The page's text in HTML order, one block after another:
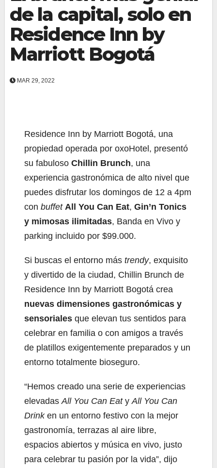
de la capital, solo en
Residence Inn by
Marriott Bogotá
MAR 29, 2022
Residence Inn by Marriott Bogotá, una
propiedad operada por oxoHotel, presentó
su fabuloso Chillin Brunch, una
experiencia gastronómica de alto nivel que
puedes disfrutar los domingos de 12 a 4pm
con buffet All You Can Eat, Gin’n Tonics
y mimosas ilimitadas, Banda en Vivo y
parking incluido por $99.000.
Si buscas el entorno más trendy, exquisito
y divertido de la ciudad, Chillin Brunch de
Residence Inn by Marriott Bogotá crea
nuevas dimensiones gastronómicas y
sensoriales que elevan tus sentidos para
celebrar en familia o con amigos a través
de platillos exigentemente preparados y un
entorno totalmente bioseguro.
“Hemos creado una serie de experiencias
elevadas All You Can Eaty All You Can
Drinken un entorno festivo con la mejor
gastronomía, terrazas al aire libre,
espacios abiertos y música en vivo, justo
para celebrar tu pasión por la vida”, dijo